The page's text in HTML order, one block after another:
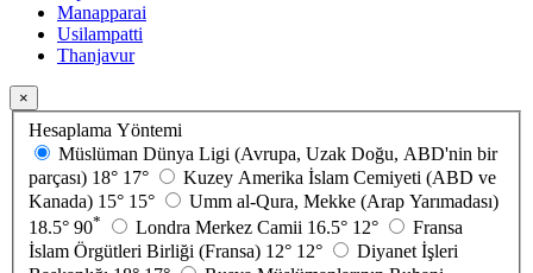
Manapparai
Usilampatti
Thanjavur
×
Hesaplama Yöntemi
Müslüman Dünya Ligi (Avrupa, Uzak Doğu, ABD'nin bir
parçası) 18° 17°
Kuzey Amerika İslam Cemiyeti (ABD ve
Kanada) 15° 15°
Umm al-Qura, Mekke (Arap Yarımadası)
18.5° 90* Londra Merkez Camii 16.5° 12°
Fransa
İslam Örgütleri Birliği (Fransa) 12° 12°
Diyanet İşleri